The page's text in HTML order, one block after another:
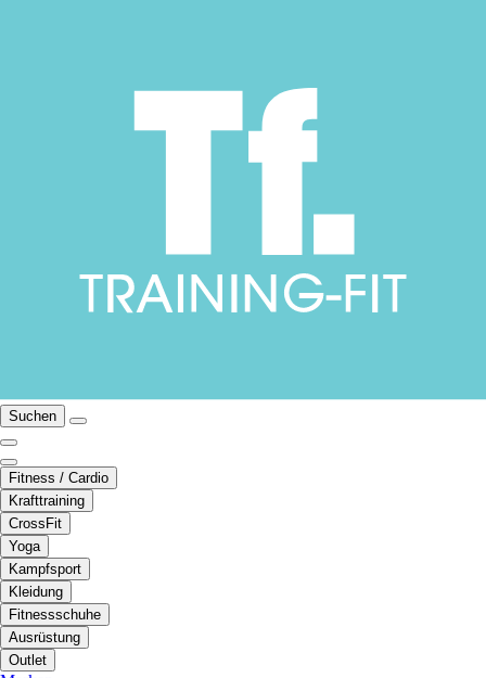
Suchen
Fitness / Cardio
Krafttraining
CrossFit
Yoga
Kampfsport
Kleidung
Fitnessschuhe
Ausrüstung
Outlet